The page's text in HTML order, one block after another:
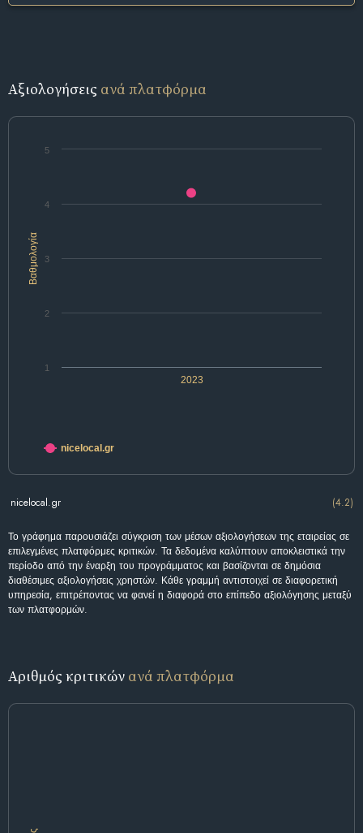
Αξιολογήσεις ανά πλατφόρμα
Βαθμολογία
2023
1
2
3
4
5
nicelocal.gr
nicelocal.gr (4.2)
Το γράφημα παρουσιάζει σύγκριση των μέσων αξιολογήσεων της εταιρείας σε
επιλεγμένες πλατφόρμες κριτικών. Τα δεδομένα καλύπτουν αποκλειστικά την
περίοδο από την έναρξη του προγράμματος και βασίζονται σε δημόσια
διαθέσιμες αξιολογήσεις χρηστών. Κάθε γραμμή αντιστοιχεί σε διαφορετική
υπηρεσία, επιτρέποντας να φανεί η διαφορά στο επίπεδο αξιολόγησης μεταξύ
των πλατφορμών.
Αριθμός κριτικών ανά πλατφόρμα